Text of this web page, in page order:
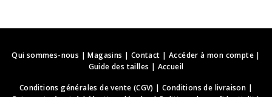
Qui sommes-nous |Magasins | Contact | Accéder à mon compte|
Guide des tailles | Accueil
Conditions générales de vente (CGV) |Conditions de livraison |